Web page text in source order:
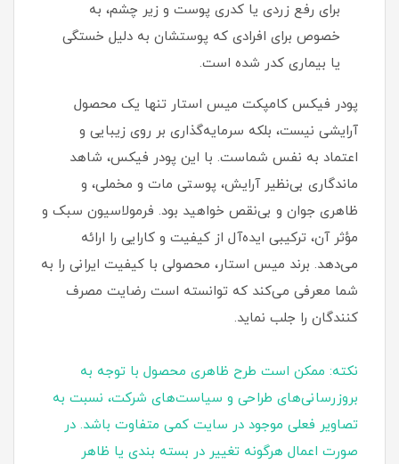
برای رفع زردی یا کدری پوست و زیر چشم، به
خصوص برای افرادی که پوستشان به دلیل خستگی
یا بیماری کدر شده است.
پودر فیکس کامپکت میس استار تنها یک محصول
آرایشی نیست، بلکه سرمایه‌گذاری بر روی زیبایی و
اعتماد به نفس شماست. با این پودر فیکس، شاهد
ماندگاری بی‌نظیر آرایش، پوستی مات و مخملی، و
ظاهری جوان و بی‌نقص خواهید بود. فرمولاسیون سبک و
مؤثر آن، ترکیبی ایده‌آل از کیفیت و کارایی را ارائه
می‌دهد. برند میس استار، محصولی با کیفیت ایرانی را به
شما معرفی می‌کند که توانسته است رضایت مصرف‌
کنندگان را جلب نماید.
نکته: ممکن است طرح ظاهری محصول با توجه به
بروزرسانی‌های طراحی و سیاست‌های شرکت، نسبت به
تصاویر فعلی موجود در سایت کمی متفاوت باشد. در
صورت اعمال هرگونه تغییر در بسته‌ بندی یا ظاهر